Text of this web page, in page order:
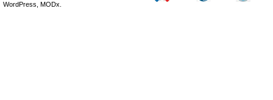
WordPress, MODx.